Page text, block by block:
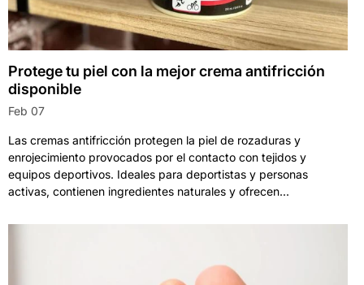
Protege tu piel con la mejor crema antifricción
disponible
Feb 07
Las cremas antifricción protegen la piel de rozaduras y
enrojecimiento provocados por el contacto con tejidos y
equipos deportivos. Ideales para deportistas y personas
activas, contienen ingredientes naturales y ofrecen...